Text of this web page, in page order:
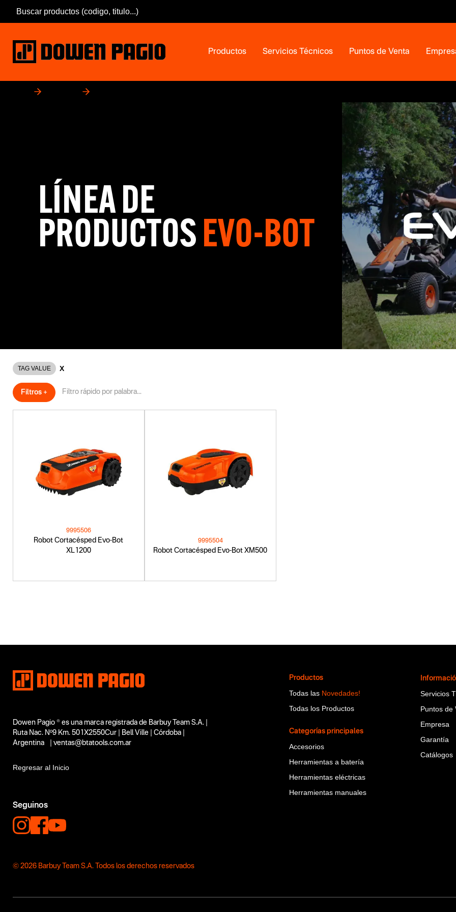
Productos Servicios Técnicos Puntos de Venta
LÍNEA DE
PRODUCTOSEVO-BOT
TAG VALUE X
Filtros +
Robot Cortacésped Evo-Bot
XL1200
9995506
Robot Cortacésped Evo-Bot XM500
9995504
Dowen Pagio ® es una marca registrada de Barbuy Team S.A. |
Ruta Nac. Nº9 Km. 501X2550Cur | Bell Ville | Córdoba |
Argentina | ventas@btatools.com.ar
Regresar al Inicio
Seguinos
© 2026 Barbuy Team S.A. Todos los derechos reservados
Productos
Todas las Novedades!
Todas los Productos
Categorías principales
Accesorios
Herramientas a batería
Herramientas eléctricas
Herramientas manuales
Servicios
Puntos de
Empresa
Garantía
Catálogos